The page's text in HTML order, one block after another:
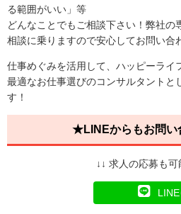
る範囲がいい」等
どんなことでもご相談下さい！弊社の
相談に乗りますので安心してお問い合
仕事めぐみを活用して、ハッピーライ
最適なお仕事選びのコンサルタントと
す！
★LINEからもお問
↓↓ 求人の応募も可